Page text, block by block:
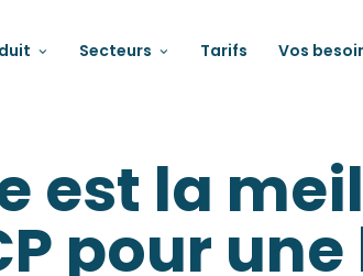
Secteurs Tarifs Vos
est la
pour